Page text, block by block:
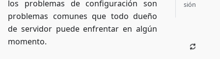
los problemas de configuración son
problemas comunes que todo dueño
de servidor puede enfrentar en algún
momento.
sión